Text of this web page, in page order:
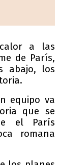
a las
de París,
abajo, los
equipo va
que se
el París
romana